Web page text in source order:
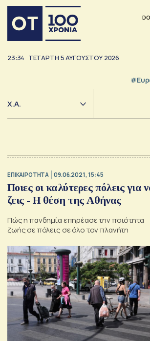
23:34 ΤΕΤΆΡΤΗ 5ΑΥΓΟΎΣΤΟΥ 2026
Χ.Α.
ΕΠΙΚΑΙΡΟΤΗΤΑ 09.06.2021, 15:45
Ποιες οι καλύτερες πόλεις για
ζεις - H θέση της Αθήνας
Πώς η πανδημία επηρέασε την ποιότητα
ζωής σε πόλεις σε όλο τον πλανήτη